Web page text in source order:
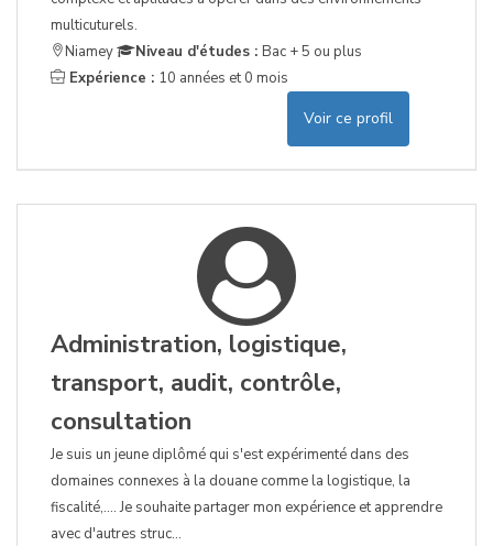
multicuturels.
Niamey
Niveau d'études : Bac + 5 ou plus
Expérience : 10 années et 0 mois
Voir ce profil
Administration, logistique,
transport, audit, contrôle,
consultation
Je suis un jeune diplômé qui s'est expérimenté dans des
domaines connexes à la douane comme la logistique, la
fiscalité,.... Je souhaite partager mon expérience et apprendre
avec d'autres struc...